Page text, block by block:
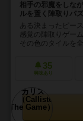
相手の邪魔をしな
ルを置く陣取りパ
ある決まったピー
感覚の陣取りゲー
その色のタイルを
35
興味あり